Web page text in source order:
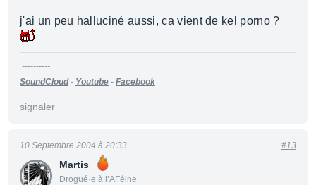
j'ai un peu halluciné aussi, ca vient de kel porno ?
----------
SoundCloud- Youtube - Facebook
signaler
Martis
Drogué·e à l’AFéine
10 Septembre 2004 à 20:33 #13